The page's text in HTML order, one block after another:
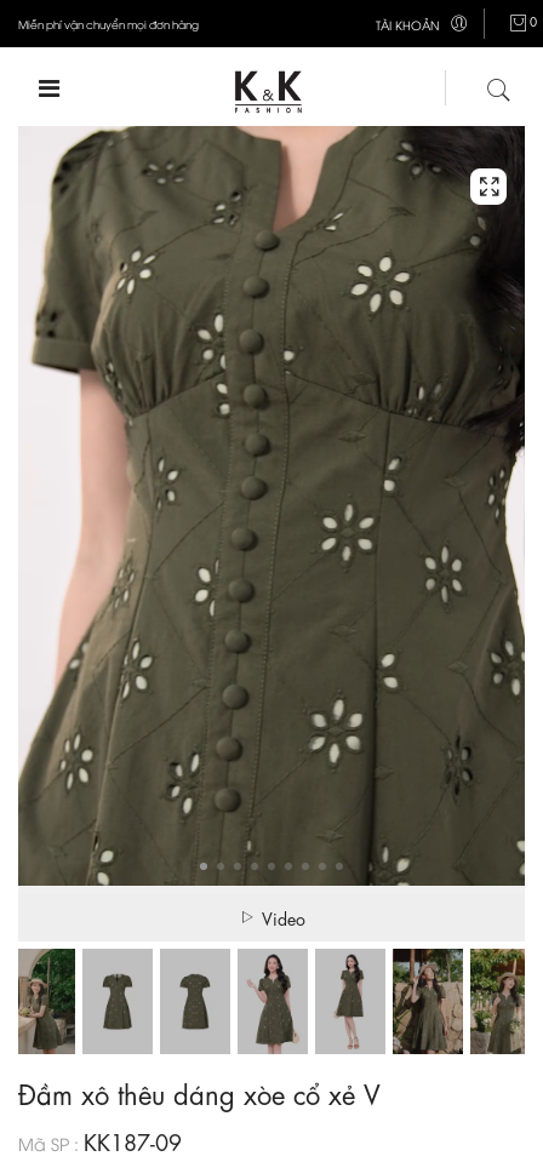
Miễn phí vận chuyển mọi đơn hàng TÀI KHOẢN 0
Video
Đầm xô thêu dáng xòe cổ xẻ V
Mã SP : KK187-09